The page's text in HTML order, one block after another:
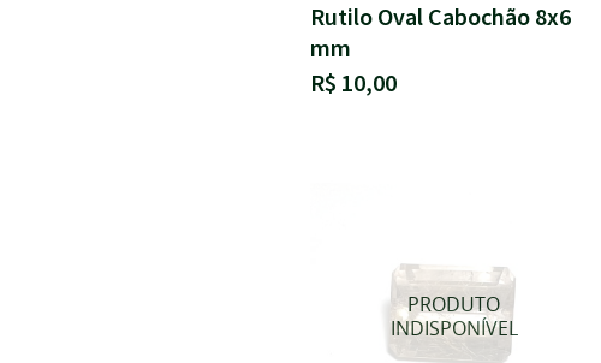
Rutilo Oval Cabochão 8x6
mm
R$ 10,00